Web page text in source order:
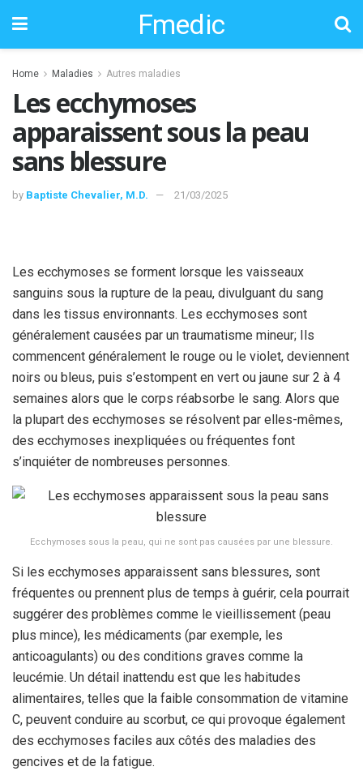
Fmedic
Home Maladies Autres maladies
Les ecchymoses
apparaissent sous la peau
sans blessure
by Baptiste Chevalier, M.D. 21/03/2025
Les ecchymoses se forment lorsque les vaisseaux
sanguins sous la rupture de la peau, divulguant du sang
dans les tissus environnants. Les ecchymoses sont
généralement causées par un traumatisme mineur; Ils
commencent généralement le rouge ou le violet, deviennent
noirs ou bleus, puis s’estompent en vert ou jaune sur 2 à 4
semaines alors que le corps réabsorbe le sang. Alors que
la plupart des ecchymoses se résolvent par elles-mêmes,
des ecchymoses inexpliquées ou fréquentes font
s’inquiéter de nombreuses personnes.
Ecchymoses sous la peau, qui ne sont pas causées par une blessure.
Si les ecchymoses apparaissent sans blessures, sont
fréquentes ou prennent plus de temps à guérir, cela pourrait
suggérer des problèmes comme le vieillissement (peau
plus mince), les médicaments (par exemple, les
anticoagulants) ou des conditions graves comme la
leucémie. Un détail inattendu est que les habitudes
alimentaires, telles que la faible consommation de vitamine
C, peuvent conduire au scorbut, ce qui provoque également
des ecchymoses faciles aux côtés des maladies des
gencives et de la fatigue.